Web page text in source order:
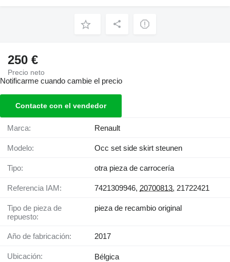
250 €
Precio neto
Notificarme cuando cambie el precio
Contacte con el vendedor
Marca: Renault
Modelo: Occ set side skirt steunen
Tipo: otra pieza de carrocería
Referencia IAM: 7421309946, 20700813, 21722421
Tipo de pieza de
repuesto:
pieza de recambio original
Año de fabricación: 2017
Ubicación:
Bélgica